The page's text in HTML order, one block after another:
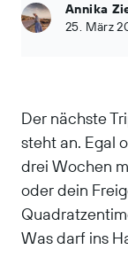
Annika
25. März
Der nächste
steht an. Egal
drei Wochen
oder dein
Was darf ins